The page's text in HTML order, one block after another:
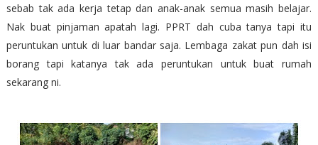
sebab tak ada kerja tetap dan anak-anak semua masih belajar.
Nak buat pinjaman apatah lagi. PPRT dah cuba tanya tapi itu
peruntukan untuk di luar bandar saja. Lembaga zakat pun dah isi
borang tapi katanya tak ada peruntukan untuk buat rumah
sekarang ni.